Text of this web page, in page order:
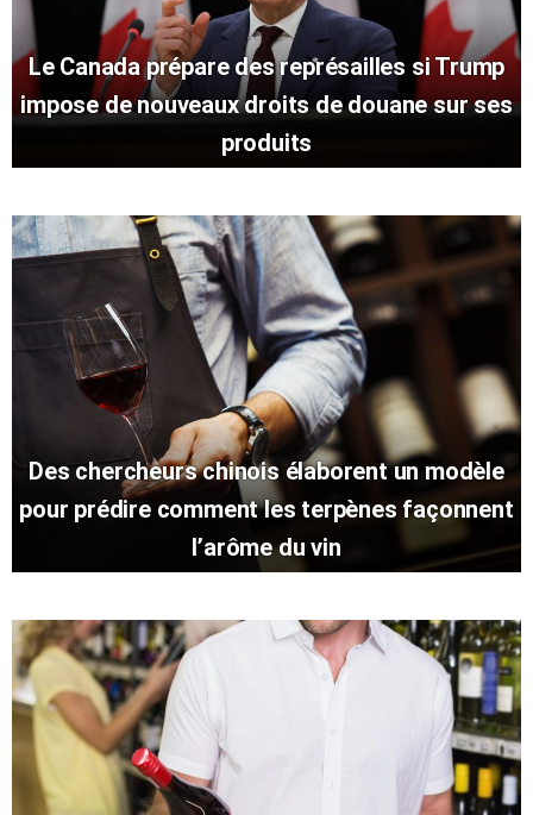
Le Canada prépare des représailles si Trump
impose de nouveaux droits de douane sur ses
produits
Des chercheurs chinois élaborent un modèle
pour prédire comment les terpènes façonnent
l’arôme du vin